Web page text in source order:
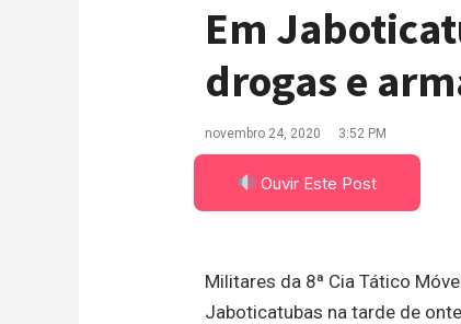
Em
drogas e
novembro 24, 2020 3:52 PM
Ouvir Este Post
Militares da 8ª Cia Tático
Jaboticatubas na tarde de